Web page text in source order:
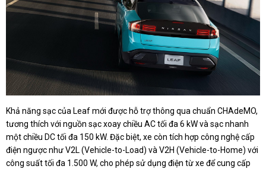
Khả năng sạc của Leaf mới được hỗ trợ thông qua chuẩn CHAdeMO,
tương thích với nguồn sạc xoay chiều AC tối đa 6 kW và sạc nhanh
một chiều DC tối đa 150 kW. Đặc biệt, xe còn tích hợp công nghệ cấp
điện ngược như V2L (Vehicle-to-Load) và V2H (Vehicle-to-Home) với
công suất tối đa 1.500 W, cho phép sử dụng điện từ xe để cung cấp